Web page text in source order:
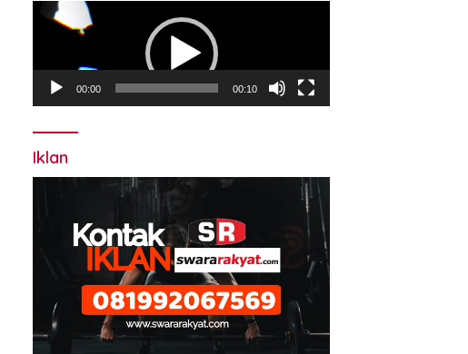
Pemutar
Video
00:00 00:10
Iklan